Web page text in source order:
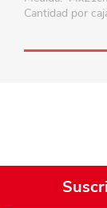
Cantidad por